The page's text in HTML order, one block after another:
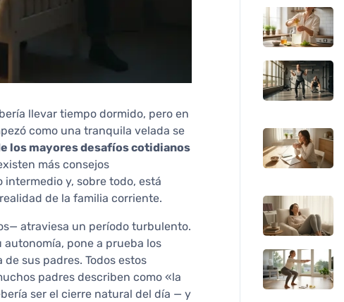
llevar tiempo dormido, pero en
como una tranquila velada se
los mayores desafíos cotidianos
más consejos
y, sobre todo, está
de la familia corriente.
atraviesa un período turbulento.
pone a prueba los
sus padres. Todos estos
padres describen como «la
ser el cierre natural del día — y